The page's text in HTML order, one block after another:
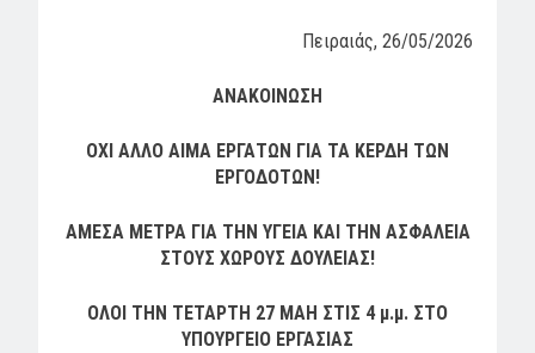
Πειραιάς, 26/05/2026
ΑΝΑΚΟΙΝΩΣΗ
ΟΧΙ ΑΛΛΟ ΑΙΜΑ ΕΡΓΑΤΩΝ ΓΙΑ ΤΑ ΚΕΡΔΗ ΤΩΝ
ΕΡΓΟΔΟΤΩΝ!
ΑΜΕΣΑ ΜΕΤΡΑ ΓΙΑ ΤΗΝ ΥΓΕΙΑ ΚΑΙ ΤΗΝ ΑΣΦΑΛΕΙΑ
ΣΤΟΥΣ ΧΩΡΟΥΣ ΔΟΥΛΕΙΑΣ!
ΟΛΟΙ ΤΗΝ ΤΕΤΑΡΤΗ 27 ΜΑΗ ΣΤΙΣ 4 μ.μ. ΣΤΟ
ΥΠΟΥΡΓΕΙΟ ΕΡΓΑΣΙΑΣ